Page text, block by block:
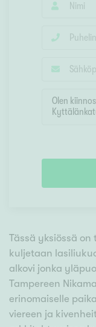
Tässä yksiössä
kuljetaan
alkovi jonka
Tampereen
erinomaiselle
viereen ja